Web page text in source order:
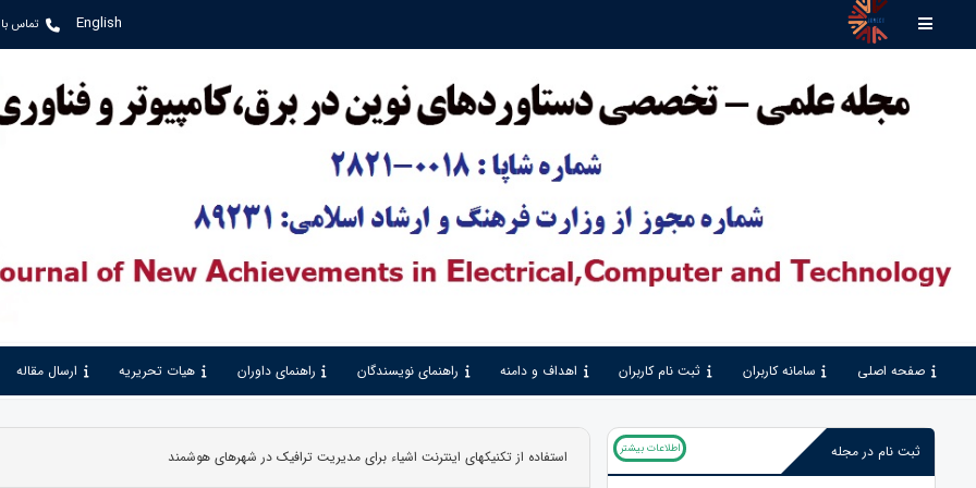
English تماس با
صفحه اصلی سامانه کاربران ثبت نام کاربران اهداف و دامنه راهنمای نویسندگان راهنمای داوران هیات تحریریه ارسال مقاله
ثبت نام در مجله اطلاعات بیشتر استفاده از تکنیکهای اینترنت اشیاء برای مدیریت ترافیک در شهرهای هوشمند